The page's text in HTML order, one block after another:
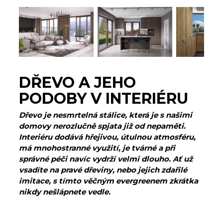
DŘEVO A JEHO
PODOBY V INTERIÉRU
Dřevo je nesmrtelná stálice, která je s našimi
domovy nerozlučně spjata již od nepaměti.
Interiéru dodává hřejivou, útulnou atmosféru,
má mnohostranné využití, je tvárné a při
správné péči navíc vydrží velmi dlouho. Ať už
vsadíte na pravé dřeviny, nebo jejich zdařilé
imitace, s tímto věčným evergreenem zkrátka
nikdy nešlápnete vedle.